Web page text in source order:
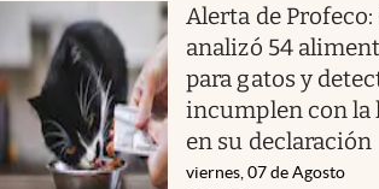
Alerta de
analizó 54
para gatos y
incumplen con la
en su declaración
viernes, 07 de Agosto